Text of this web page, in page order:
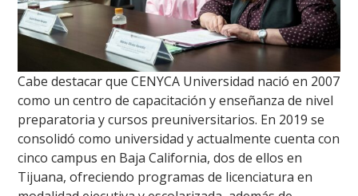
Cabe destacar que CENYCA Universidad nació en 2007
como un centro de capacitación y enseñanza de nivel
preparatoria y cursos preuniversitarios. En 2019 se
consolidó como universidad y actualmente cuenta con
cinco campus en Baja California, dos de ellos en
Tijuana, ofreciendo programas de licenciatura en